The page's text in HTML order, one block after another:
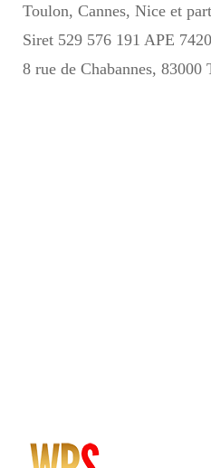
Toulon, Cannes, Nice et
Siret 529 576 191 APE
8 rue de Chabannes, 83000